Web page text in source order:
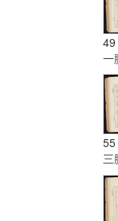
一
ド
三
イ